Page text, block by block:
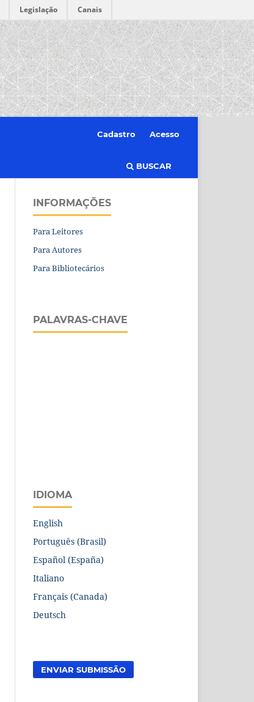
Legislação Canais
BUSCAR
Cadastro Acesso
INFORMAÇÕES
Para Leitores
Para Autores
Para Bibliotecários
PALAVRAS-CHAVE
IDIOMA
English
Português (Brasil)
Español (España)
Italiano
Français (Canada)
Deutsch
ENVIAR SUBMISSÃO